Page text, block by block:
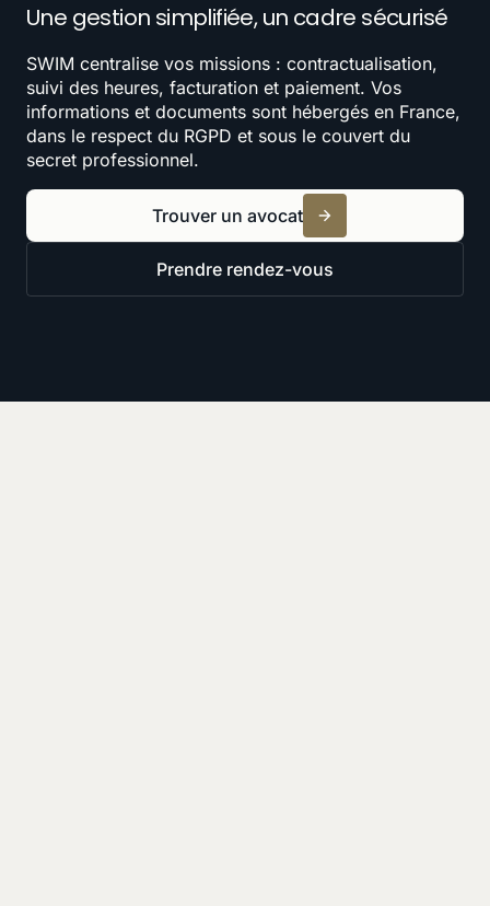
Une gestion simplifiée, un cadre sécurisé
SWIM centralise vos missions : contractualisation,
suivi des heures, facturation et paiement. Vos
informations et documents sont hébergés en France,
dans le respect du RGPD et sous le couvert du
secret professionnel.
Trouver un avocat
Prendre rendez-vous